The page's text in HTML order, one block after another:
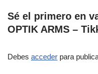
Sé el primero en
OPTIK ARMS –
Debes acceder para